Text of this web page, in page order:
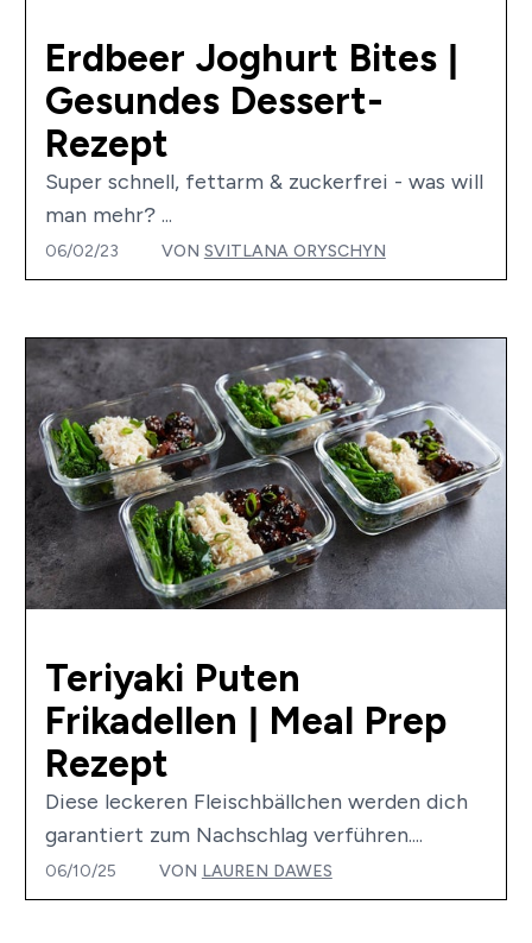
Erdbeer Joghurt Bites |
Gesundes Dessert-
Rezept
Super schnell, fettarm & zuckerfrei - was will
man mehr? ...
06/02/23 VON SVITLANA ORYSCHYN
Teriyaki Puten
Frikadellen | Meal Prep
Rezept
Diese leckeren Fleischbällchen werden dich
garantiert zum Nachschlag verführen....
06/10/25 VON LAUREN DAWES